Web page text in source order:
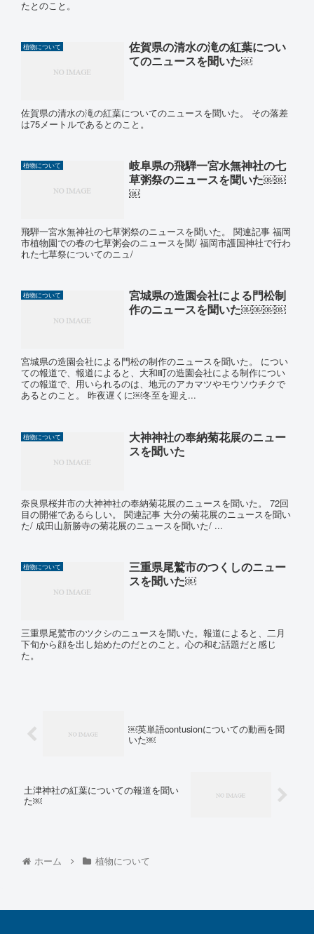
たとのこと。
植物について
佐賀県の清水の滝の紅葉につい
てのニュースを聞いた￼
佐賀県の清水の滝の紅葉についてのニュースを聞いた。 その落差
は75メートルであるとのこと。
植物について
岐阜県の飛騨一宮水無神社の七
草粥祭のニュースを聞いた￼￼
￼
飛騨一宮水無神社の七草粥祭のニュースを聞いた。 関連記事 福岡
市植物園での春の七草粥会のニュースを聞/ 福岡市護国神社で行わ
れた七草祭についてのニュ/
植物について
宮城県の造園会社による門松制
作のニュースを聞いた￼￼￼￼
宮城県の造園会社による門松の制作のニュースを聞いた。 につい
ての報道で、報道によると、大和町の造園会社による制作につい
ての報道で、用いられるのは、地元のアカマツやモウソウチクで
あるとのこと。 昨夜遅くに￼冬至を迎え...
植物について
大神神社の奉納菊花展のニュー
スを聞いた
奈良県桜井市の大神神社の奉納菊花展のニュースを聞いた。 72回
目の開催であるらしい。 関連記事 大分の菊花展のニュースを聞い
た/ 成田山新勝寺の菊花展のニュースを聞いた/ ...
植物について
三重県尾鷲市のつくしのニュー
スを聞いた￼
三重県尾鷲市のツクシのニュースを聞いた。報道によると、二月
下旬から顔を出し始めたのだとのこと。心の和む話題だと感じ
た。
￼英単語contusionについての動画を聞
いた￼
土津神社の紅葉についての報道を聞い
た￼
ホーム 植物について